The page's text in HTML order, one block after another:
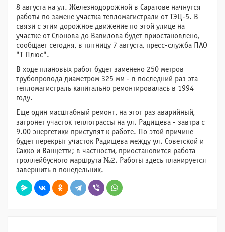
8 августа на ул. Железнодорожной в Саратове начнутся
работы по замене участка тепломагистрали от ТЭЦ-5. В
связи с этим дорожное движение по этой улице на
участке от Слонова до Вавилова будет приостановлено,
сообщает сегодня, в пятницу 7 августа, пресс-служба ПАО
"Т Плюс".
В ходе плановых работ будет заменено 250 метров
трубопровода диаметром 325 мм - в последний раз эта
тепломагистраль капитально ремонтировалась в 1994
году.
Еще один масштабный ремонт, на этот раз аварийный,
затронет участок теплотрассы на ул. Радищева - завтра с
9.00 энергетики приступят к работе. По этой причине
будет перекрыт участок Радищева между ул. Советской и
Сакко и Ванцетти; в частности, приостановится работа
троллейбусного маршрута №2. Работы здесь планируется
завершить в понедельник.